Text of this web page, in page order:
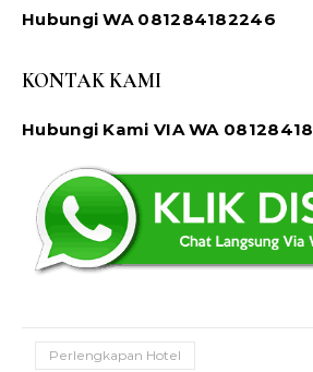
Hubungi WA 081284182246
KONTAK KAMI
Hubungi Kami VIA WA
Perlengkapan Hotel